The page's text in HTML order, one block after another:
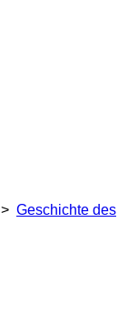
> Geschichte des